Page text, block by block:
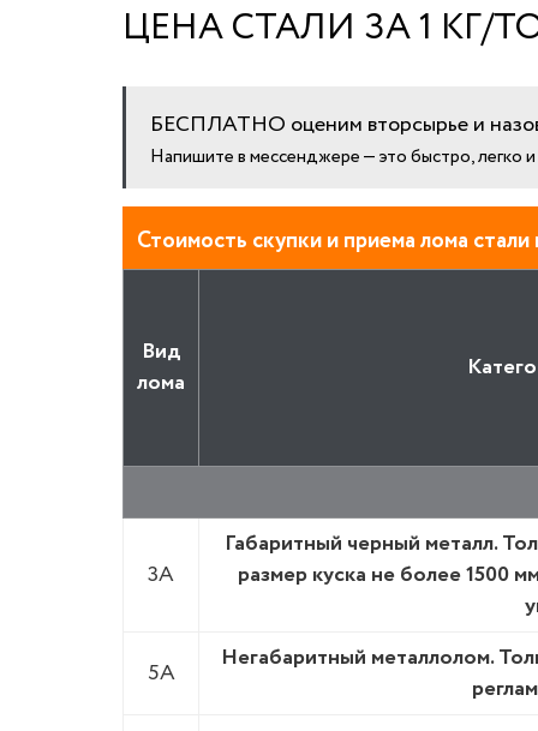
ЦЕНА СТАЛИ ЗА 1 КГ/
БЕСПЛАТНО оценим вторсырье и
Напишите в мессенджере — это быстро, легко
Стоимость скупки и приема лома
Вид
лома
3А
Габаритный черный металл.
размер куска не более 1500
5А
Негабаритный металлолом.